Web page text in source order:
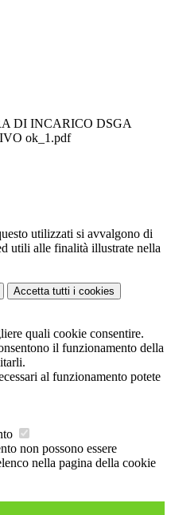
DI INCARICO DSGA
ok_1.pdf
utilizzati si avvalgono di
utili alle finalità illustrate nella
Accetta tutti i cookies
quali cookie consentire.
il funzionamento della
al funzionamento potete
non possono essere
nella pagina della cookie